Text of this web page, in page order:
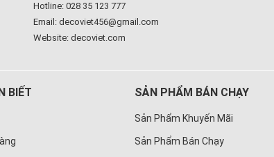
Hotline: 028 35 123 777
Email: decoviet456@gmail.com
Website:decoviet.com
BIẾT SẢN PHẨM BÁN CHẠY
Sản Phẩm Khuyến Mãi
Sản Phẩm Bán Chạy